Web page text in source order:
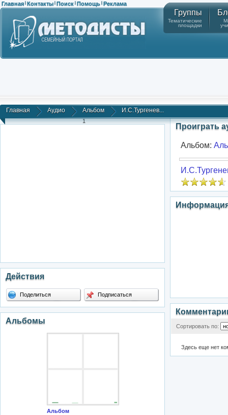
Главная | Контакты | Поиск | Помощь | Реклама
Группы
Тематические
площадки
Главная Аудио Альбом И.С.Тургенев...
1
Действия
Поделиться Подписаться
Альбомы
Альбом
Проиграть
Альбом:
Сортировать по:
Здесь еще нет